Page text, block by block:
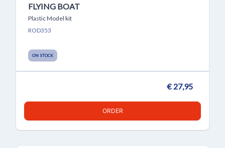
FLYING BOAT
Plastic Model kit
ROD353
ON STOCK
€ 27,95
ORDER